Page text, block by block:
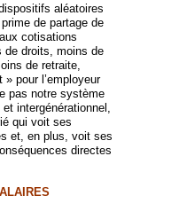
aléatoires
de partage de
cotisations
de droits, moins de
de retraite,
» pour l’employeur
pas notre système
intergénérationnel,
qui voit ses
et, en plus, voit ses
directes